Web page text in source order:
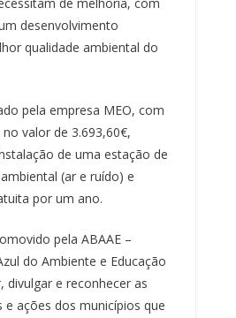
de melhoria, com
desenvolvimento
qualidade ambiental do
pela empresa MEO, com
valor de 3.693,60€,
de uma estação de
(ar e ruído) e
por um ano.
pela ABAAE –
do Ambiente e Educação
e reconhecer as
ações dos municípios que